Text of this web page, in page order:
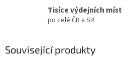
Tisíce výdejních míst
po celé ČR a SR
Související produkty